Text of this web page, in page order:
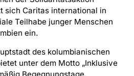
sich Caritas international in
Teilhabe junger Menschen
ein.
des kolumbianischen
unter dem Motto „Inklusive